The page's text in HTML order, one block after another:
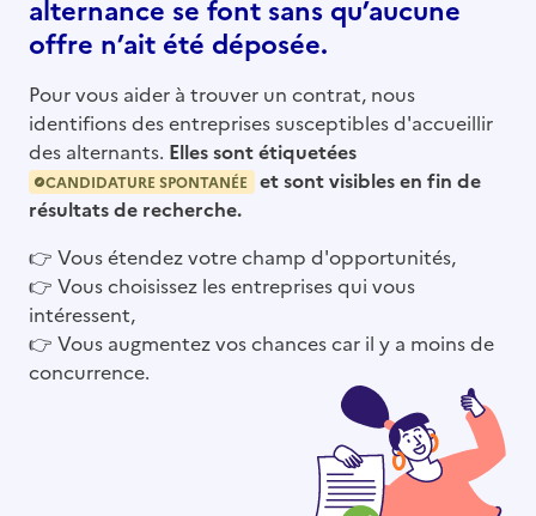
alternance se font sans qu’aucune
offre n’ait été déposée.
Pour vous aider à trouver un contrat, nous
identifions des entreprises susceptibles d'accueillir
des alternants. Elles sont étiquetées
CANDIDATURE SPONTANÉE
et sont visibles en fin de
résultats de recherche.
👉 Vous étendez votre champ d'opportunités,
👉 Vous choisissez les entreprises qui vous
intéressent,
👉 Vous augmentez vos chances car il y a moins de
concurrence.